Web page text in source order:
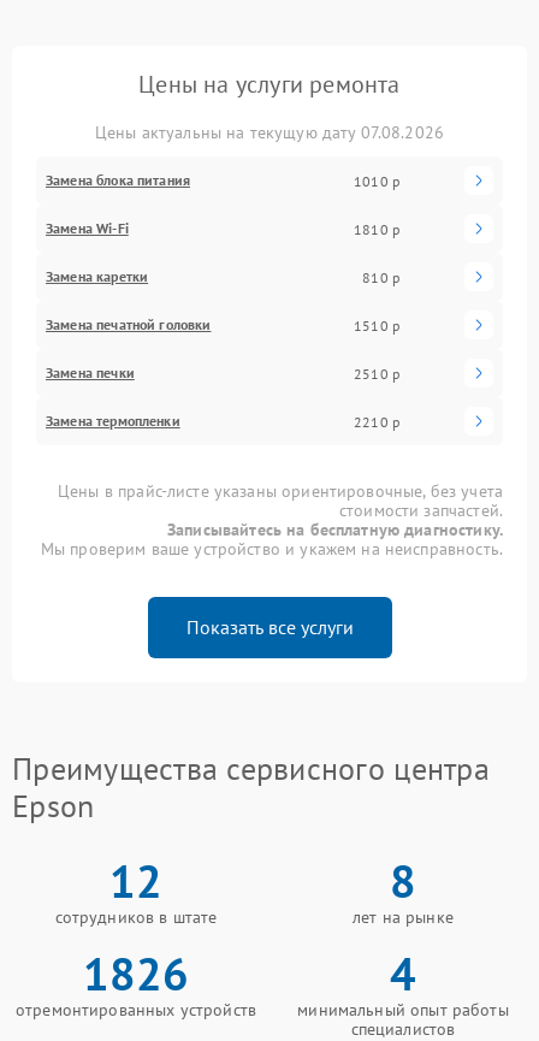
Цены на услуги ремонта
Цены актуальны на текущую дату 07.08.2026
Замена блока питания 1010 р
Замена Wi-Fi 1810 р
Замена каретки 810 р
Замена печатной головки 1510 р
Замена печки 2510 р
Замена термопленки 2210 р
Цены в прайс-листе указаны ориентировочные, без учета
стоимости запчастей.
Записывайтесь на бесплатную диагностику.
Мы проверим ваше устройство и укажем на неисправность.
Показать все услуги
Преимущества сервисного центра
Epson
12
сотрудников в штате
8
лет на рынке
1826
отремонтированных устройств
4
минимальный опыт работы
специалистов